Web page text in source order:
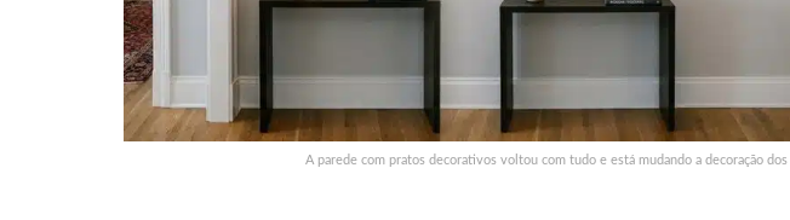
A parede com pratos decorativos voltou com tudo e está mudando a decoração